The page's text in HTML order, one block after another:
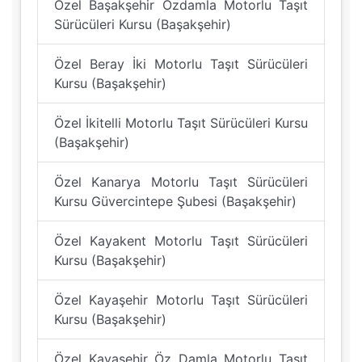
Özel Başakşehir Özdamla Motorlu Taşıt
Sürücüleri Kursu (Başakşehir)
Özel Beray İki Motorlu Taşıt Sürücüleri
Kursu (Başakşehir)
Özel İkitelli Motorlu Taşıt Sürücüleri Kursu
(Başakşehir)
Özel Kanarya Motorlu Taşıt Sürücüleri
Kursu Güvercintepe Şubesi (Başakşehir)
Özel Kayakent Motorlu Taşıt Sürücüleri
Kursu (Başakşehir)
Özel Kayaşehir Motorlu Taşıt Sürücüleri
Kursu (Başakşehir)
Özel Kayaşehir Öz Damla Motorlu Taşıt